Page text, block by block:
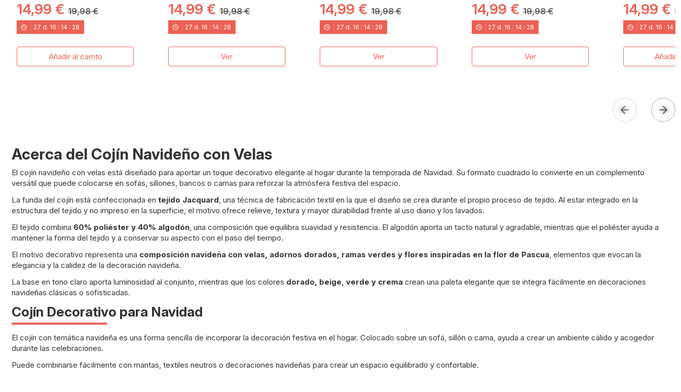
14,99 €19,98 €
27 d. 16 : 14 : 26
Añadir al carrito
JACQUARD
14,99 €19,98 €
27 d. 16 : 14 : 26
Ver
14,99 €19,98 €
27 d. 16 : 14 : 26
Ver
14,99 €19,98 €
27 d. 16 : 14 : 26
Ver
14,99 €
27 d. 16 : 14
Añadir
Acerca del Cojín Navideño con Velas
El cojín navideño con velas está diseñado para aportar un toque decorativo elegante al hogar durante la temporada de Navidad. Su formato cuadrado lo convierte en un complemento
versátil que puede colocarse en sofás, sillones, bancos o camas para reforzar la atmósfera festiva del espacio.
La funda del cojín está confeccionada en tejido Jacquard, una técnica de fabricación textil en la que el diseño se crea durante el propio proceso de tejido. Al estar integrado en la
estructura del tejido y no impreso en la superficie, el motivo ofrece relieve, textura y mayor durabilidad frente al uso diario y los lavados.
El tejido combina 60% poliéster y 40% algodón, una composición que equilibra suavidad y resistencia. El algodón aporta un tacto natural y agradable, mientras que el poliéster ayuda a
mantener la forma del tejido y a conservar su aspecto con el paso del tiempo.
El motivo decorativo representa una composición navideña con velas, adornos dorados, ramas verdes y flores inspiradas en la flor de Pascua, elementos que evocan la
elegancia y la calidez de la decoración navideña.
La base en tono claro aporta luminosidad al conjunto, mientras que los colores dorado, beige, verde y cremacrean una paleta elegante que se integra fácilmente en decoraciones
navideñas clásicas o sofisticadas.
Cojín Decorativo para Navidad
El cojín con temática navideña es una forma sencilla de incorporar la decoración festiva en el hogar. Colocado sobre un sofá, sillón o cama, ayuda a crear un ambiente cálido y acogedor
durante las celebraciones.
Puede combinarse fácilmente con mantas, textiles neutros o decoraciones navideñas para crear un espacio equilibrado y confortable.